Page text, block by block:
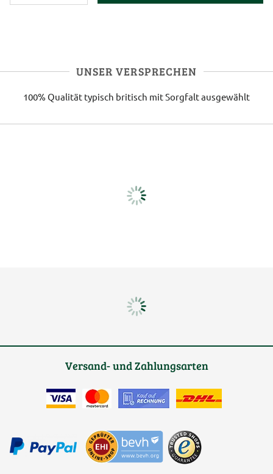
UNSER VERSPRECHEN
100% Qualität typisch britisch mit Sorgfalt ausgewählt
Versand- und Zahlungsarten